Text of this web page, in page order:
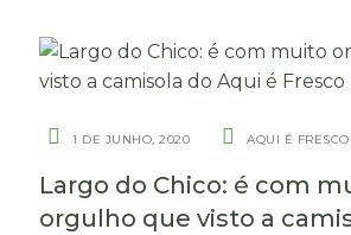
1 DE JUNHO, 2020 AQUI É FRESCO
Largo do Chico: é com
orgulho que visto a